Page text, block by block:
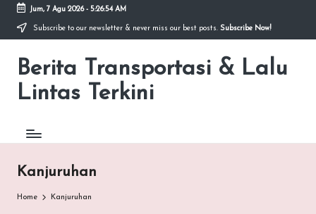
Skip
content
Jum, 7 Agu 2026- 5:26:54 AM
Subscribe to our newsletter & never miss our best posts. Subscribe Now!
Berita Transportasi & Lalu
Lintas Terkini
premancity.biz.id
Kanjuruhan
Home Kanjuruhan